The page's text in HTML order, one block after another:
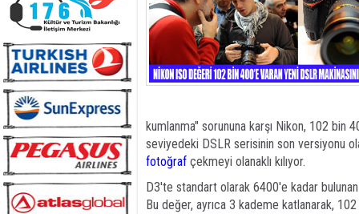
kumlanma" sorununa karşı Nikon, 102 bin
seviyedeki DSLR serisinin son versiyonu
fotoğraf çekmeyi olanaklı kılıyor.
D3'te standart olarak 6400'e kadar
Bu değer, ayrıca 3 kademe katlanarak,